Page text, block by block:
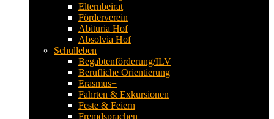
Elternbeirat
Förderverein
Abituria Hof
Absolvia Hof
Schulleben
Begabtenförderung/ILV
Berufliche Orientierung
Erasmus+
Fahrten & Exkursionen
Feste & Feiern
Fremdsprachen